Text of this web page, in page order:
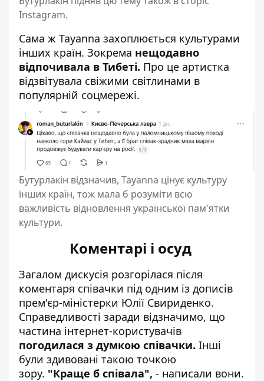
Instagram.
Сама ж Tayanna захоплюється культурами
інших країн. Зокрема нещодавно
відпочивала в Тибеті. Про це артистка
відзвітувала свіжими світлинами в
популярній соцмережі.
Бутурлакін відзначив, Tayanna цінує культуру
інших країн, тож мала б розуміти всю
важливість відновлення української пам'ятки
культури.
Коментарі і осуд
Загалом дискусія розгорілася після
коментаря співачки під одним із дописів
прем'єр-міністерки Юлії Свириденко.
Справедливості заради відзначимо, що
частина інтернет-користувачів
погодилася з думкою співачки. Інші
були здивовані такою точкою
зору. "Краще б співала", - написали вони.